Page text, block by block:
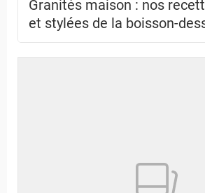
Granités maison : nos
et stylées de la boisson-